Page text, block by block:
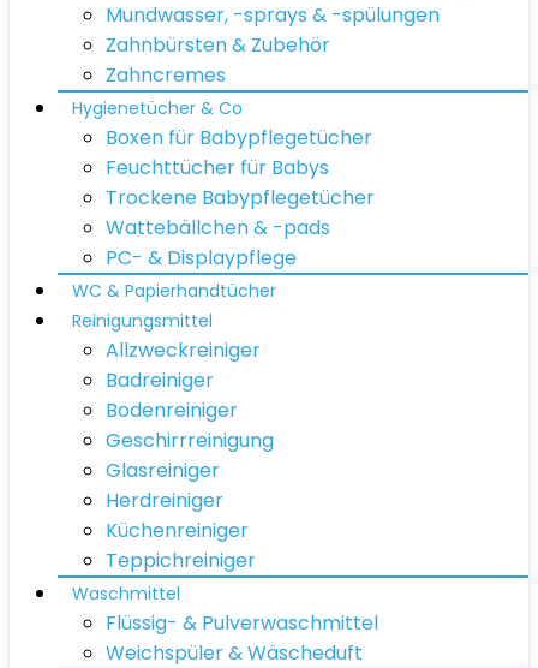
Mundwasser, -sprays & -spülungen
Zahnbürsten & Zubehör
Zahncremes
Hygienetücher & Co
Boxen für Babypflegetücher
Feuchttücher für Babys
Trockene Babypflegetücher
Wattebällchen & -pads
PC- & Displaypflege
WC & Papierhandtücher
Reinigungsmittel
Allzweckreiniger
Badreiniger
Bodenreiniger
Geschirrreinigung
Glasreiniger
Herdreiniger
Küchenreiniger
Teppichreiniger
Waschmittel
Flüssig- & Pulverwaschmittel
Weichspüler & Wäscheduft